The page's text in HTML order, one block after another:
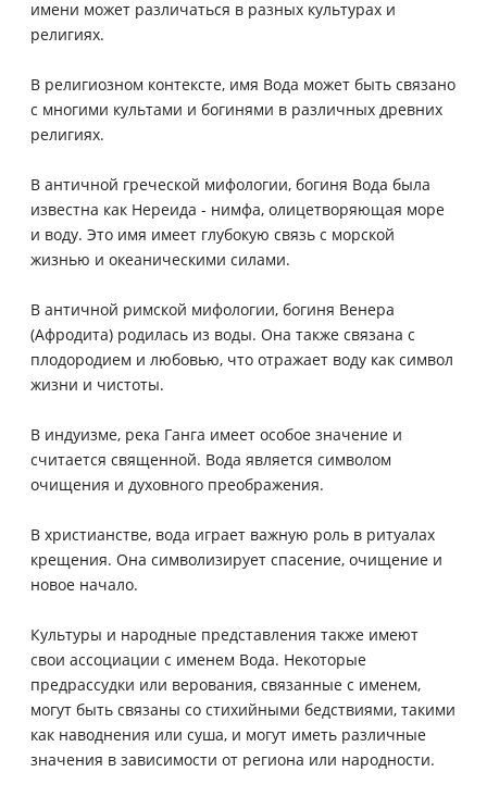
имени может различаться в разных культурах и
религиях.
В религиозном контексте, имя Вода может быть связано
с многими культами и богинями в различных древних
религиях.
В античной греческой мифологии, богиня Вода была
известна как Нереида - нимфа, олицетворяющая море
и воду. Это имя имеет глубокую связь с морской
жизнью и океаническими силами.
В античной римской мифологии, богиня Венера
(Афродита) родилась из воды. Она также связана с
плодородием и любовью, что отражает воду как символ
жизни и чистоты.
В индуизме, река Ганга имеет особое значение и
считается священной. Вода является символом
очищения и духовного преображения.
В христианстве, вода играет важную роль в ритуалах
крещения. Она символизирует спасение, очищение и
новое начало.
Культуры и народные представления также имеют
свои ассоциации с именем Вода. Некоторые
предрассудки или верования, связанные с именем,
могут быть связаны со стихийными бедствиями, такими
как наводнения или суша, и могут иметь различные
значения в зависимости от региона или народности.